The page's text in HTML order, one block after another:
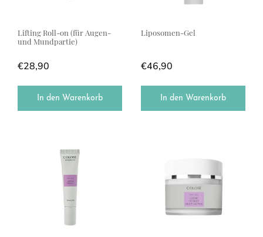
Lifting Roll-on (für Augen-
und Mundpartie)
€28,90
In den Warenkorb
Liposomen-Gel
€46,90
In den Warenkorb